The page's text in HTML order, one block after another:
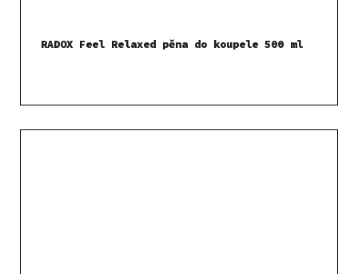
RADOX Feel Relaxed pěna do koupele 500 ml